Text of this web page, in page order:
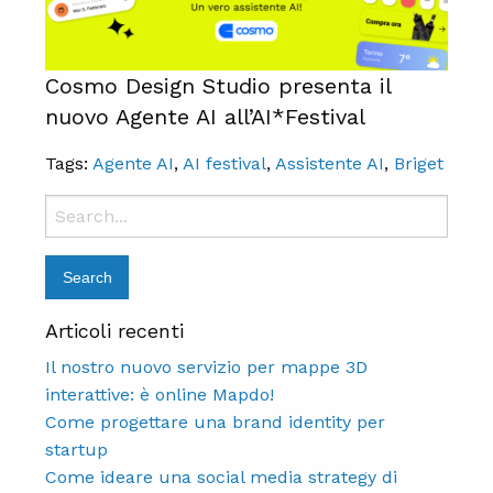
Cosmo Design Studio presenta il
nuovo Agente AI all’AI*Festival
Tags: Agente AI,AI festival,Assistente AI, Briget
for:
Articoli recenti
Il nostro nuovo servizio per mappe 3D
interattive: è online Mapdo!
Come progettare una brand identity per
startup
Come ideare una social media strategy di